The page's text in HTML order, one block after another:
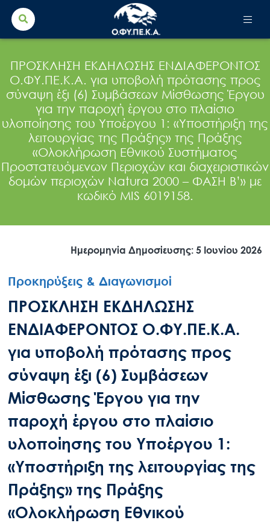
Search
for:
ΠΡΟΣΚΛΗΣΗ ΕΚΔΗΛΩΣΗΣ ΕΝΔΙΑΦΕΡΟΝΤΟΣ
Ο.ΦΥ.ΠΕ.Κ.Α. για υποβολή πρότασης προς
σύναψη έξι (6) Συμβάσεων Μίσθωσης Έργου
για την παροχή έργου στο πλαίσιο
υλοποίησης του Υποέργου 1: «Υποστήριξη της
λειτουργίας της Πράξης» της Πράξης
«Ολοκλήρωση Εθνικού Συστήματος
Προστατευόμενων Περιοχών και διαχειριστικών
δομών περιοχών Natura 2000 – ΦΑΣΗ Β’» με
κωδικό MIS 6019158.
Ημερομηνία Δημοσίευσης: 5 Ιουνίου 2026
Προκηρύξεις & Διαγωνισμοί
ΠΡΟΣΚΛΗΣΗ ΕΚΔΗΛΩΣΗΣ
ΕΝΔΙΑΦΕΡΟΝΤΟΣ Ο.ΦΥ.ΠΕ.Κ.Α.
για υποβολή πρότασης προς
σύναψη έξι (6) Συμβάσεων
Μίσθωσης Έργου για την
παροχή έργου στο πλαίσιο
υλοποίησης του Υποέργου 1:
«Υποστήριξη της λειτουργίας της
Πράξης» της Πράξης
«Ολοκλήρωση Εθνικού